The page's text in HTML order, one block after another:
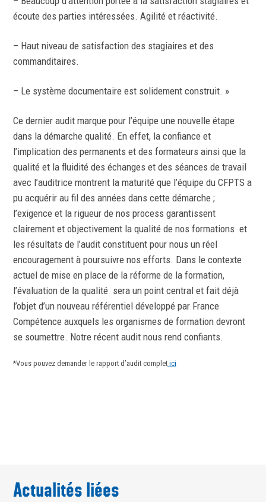
écoute des parties intéressées. Agilité et réactivité.
– Haut niveau de satisfaction des stagiaires et des
commanditaires.
– Le système documentaire est solidement construit. »
Ce dernier audit marque pour l’équipe une nouvelle étape
dans la démarche qualité. En effet, la confiance et
l’implication des permanents et des formateurs ainsi que la
qualité et la fluidité des échanges et des séances de travail
avec l’auditrice montrent la maturité que l’équipe du CFPTS a
pu acquérir au fil des années dans cette démarche ;
l’exigence et la rigueur de nos process garantissent
clairement et objectivement la qualité de nos formations et
les résultats de l’audit constituent pour nous un réel
encouragement à poursuivre nos efforts. Dans le contexte
actuel de mise en place de la réforme de la formation,
l’évaluation de la qualité sera un point central et fait déjà
l’objet d’un nouveau référentiel développé par France
Compétence auxquels les organismes de formation devront
se soumettre. Notre récent audit nous rend confiants.
*Vous pouvez demander le rapport d’audit complet ici
Actualités liées